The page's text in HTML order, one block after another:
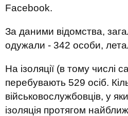
Facebook.
За даними відомства,
одужали - 342 особи,
На ізоляції (в тому числі
перебувають 529 осіб.
військовослужбовців, у
ізоляція протягом